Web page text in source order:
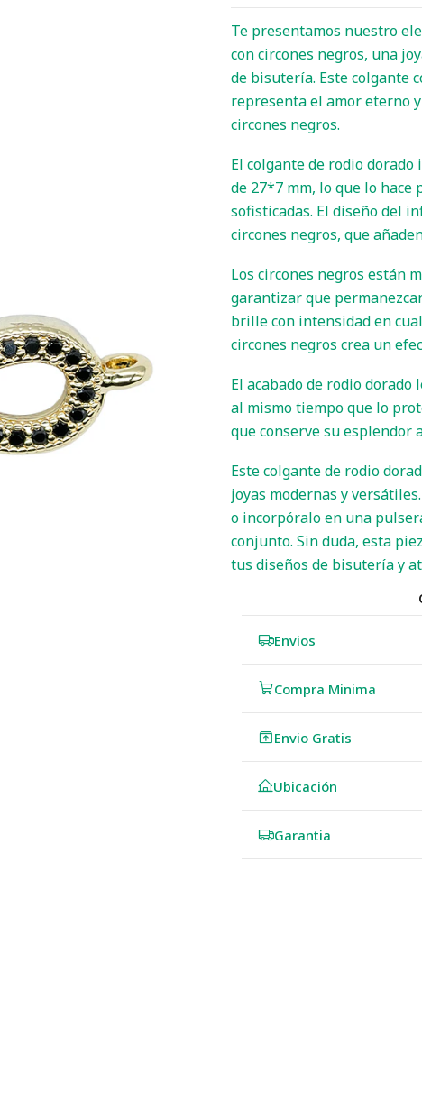
Te presentamos nuestro
con circones negros, una
de bisutería. Este colgante
representa el amor eterno
circones negros.
El colgante de rodio
de 27*7 mm, lo que lo
sofisticadas. El diseño del
circones negros, que
Los circones negros están
garantizar que
brille con intensidad en
circones negros crea un
El acabado de rodio
al mismo tiempo que lo
que conserve su esplendor
Este colgante de rodio
joyas modernas y
o incorpóralo en una
conjunto. Sin duda, esta
tus diseños de bisutería y
Envios
Compra Minima
Envio Gratis
Ubicación
Garantia